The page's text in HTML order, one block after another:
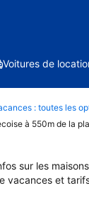
Voitures de
: toutes les
à 550m de la
sur les maisons
vacances et